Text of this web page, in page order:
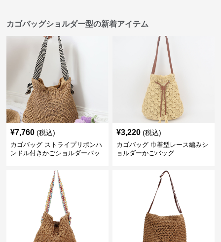
カゴバッグショルダー型の新着アイテム
¥7,760 (税込)
カゴバッグ ストライプリボンハ
ンドル付きかごショルダーバッ
¥3,220 (税込)
カゴバッグ 巾着型レース編みシ
ョルダーかごバッグ